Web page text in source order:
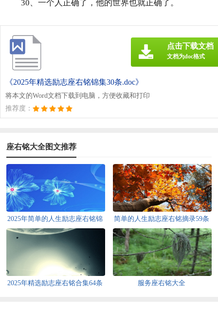
30、一个人正确了，他的世界也就正确了。
《2025年精选励志座右铭锦集30条.doc》
将本文的Word文档下载到电脑，方便收藏和打印
推荐度：
点击下载文档
文档为doc格式
座右铭大全图文推荐
2025年简单的人生励志座右铭锦
集68条
简单的人生励志座右铭摘录59条
2025年精选励志座右铭合集64条 服务座右铭大全